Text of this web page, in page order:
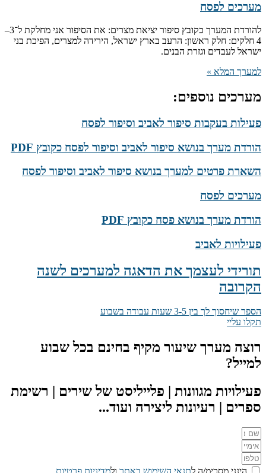
מערכים לפסח
להורדת המערך כקובץ סיפור יציאת מצרים: את הסיפור אני מחלקת ל־3–
4 חלקים: חלק ראשון: הרעב בארץ ישראל, הירידה למצרים, הפיכת בני
ישראל לעבדים וגזרת הבנים.
למערך המלא »
מערכים נוספים:
פעילות בעקבות סיפור לאביב וסיפור לפסח
הורדת מערך בנושא סיפור לאביב וסיפור לפסח כקובץ PDF
השארת פרטים למערך בנושא סיפור לאביב וסיפור לפסח
מערכים לפסח
הורדת מערך בנושא פסח כקובץ PDF
פעילויות לאביב
תורידי לעצמך את הדאגה למערכים לשנה
הקרובה
הספר שיחסוך לך בין 3-5 שעות עבודה בשבוע
תקלו עליי
רוצה מערך שיעור מקיף בחינם בכל שבוע
למייל?
פעילויות מגוונות | פלייליסט של שירים | רשימת
ספרים | רעיונות ליצירה ועוד...